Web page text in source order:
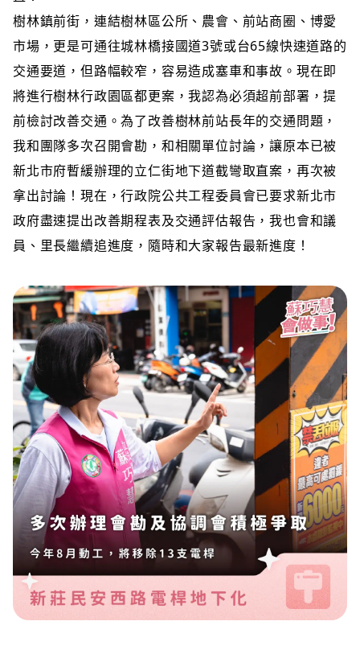
樹林鎮前街，連結樹林區公所、農會、前站商圈、博愛
市場，更是可通往城林橋接國道3號或台65線快速道路的
交通要道，但路幅較窄，容易造成塞車和事故。現在即
將進行樹林行政園區都更案，我認為必須超前部署，提
前檢討改善交通。為了改善樹林前站長年的交通問題，
我和團隊多次召開會勘，和相關單位討論，讓原本已被
新北市府暫緩辦理的立仁街地下道截彎取直案，再次被
拿出討論！現在，行政院公共工程委員會已要求新北市
政府盡速提出改善期程表及交通評估報告，我也會和議
員、里長繼續追進度，隨時和大家報告最新進度！